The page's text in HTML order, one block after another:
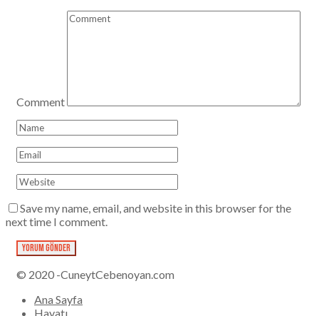
Comment
Save my name, email, and website in this browser for the
next time I comment.
© 2020 -CuneytCebenoyan.com
Ana Sayfa
Hayatı